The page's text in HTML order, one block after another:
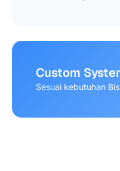
Custom
Sesuai kebutuhan